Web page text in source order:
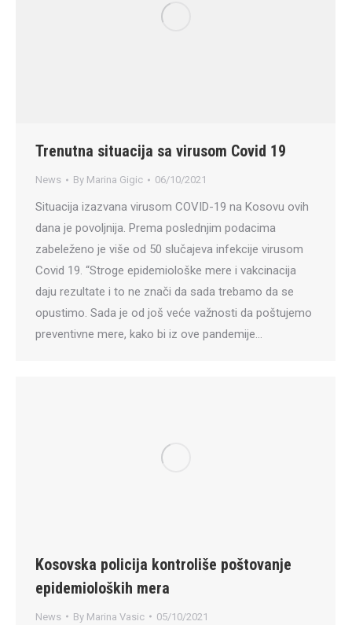
Trenutna situacija sa virusom Covid 19
News By Marina Gigic 06/10/2021
Situacija izazvana virusom COVID-19 na Kosovu ovih
dana je povoljnija. Prema poslednjim podacima
zabeleženo je više od 50 slučajeva infekcije virusom
Covid 19. “Stroge epidemiološke mere i vakcinacija
daju rezultate i to ne znači da sada trebamo da se
opustimo. Sada je od još veće važnosti da poštujemo
preventivne mere, kako bi iz ove pandemije…
Kosovska policija kontroliše poštovanje
epidemioloških mera
News By Marina Vasic 05/10/2021